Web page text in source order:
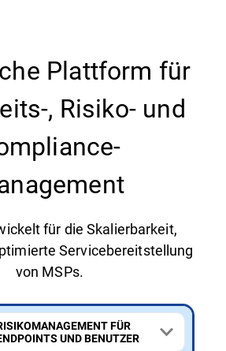
Plattform für
, Risiko- und
für die Skalierbarkeit,
Servicebereitstellung
von MSPs.
FÜR
UND BENUTZER